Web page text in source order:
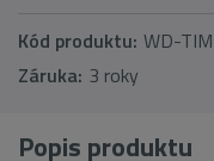
Kód produktu: WD-
Záruka: 3 roky
Popis produktu